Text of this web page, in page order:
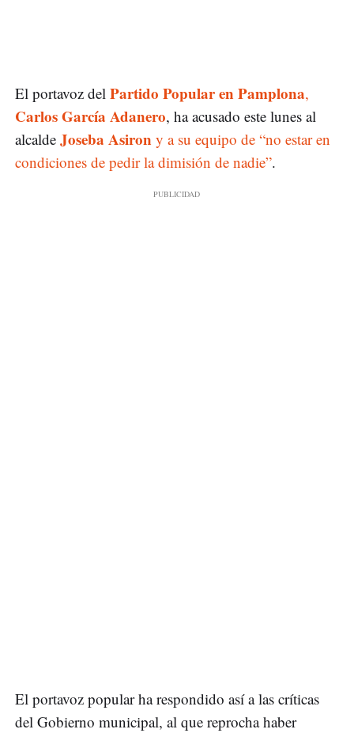
El portavoz del Partido Popular en Pamplona,
Carlos García Adanero, ha acusado este lunes al
alcalde Joseba Asiron y a su equipo de “no estar en
condiciones de pedir la dimisión de nadie”.
El portavoz popular ha respondido así a las críticas
del Gobierno municipal, al que reprocha haber